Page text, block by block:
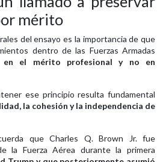
mérito
del ensayo es la importancia de que
dentro de las Fuerzas Armadas
en el mérito profesional y no en
ese principio resulta fundamental
la cohesión y la independencia de
que Charles Q. Brown Jr. fue
la Fuerza Aérea durante la primera